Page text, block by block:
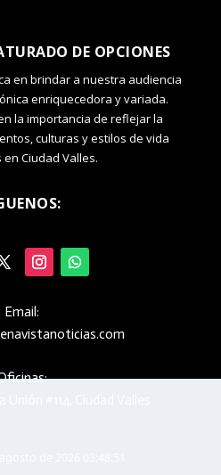
DE OPCIONES
en brindar a nuestra audiencia
enriquecedora y variada.
la importancia de reflejar la
culturas y estilos de vida
Ciudad Valles.
Email: